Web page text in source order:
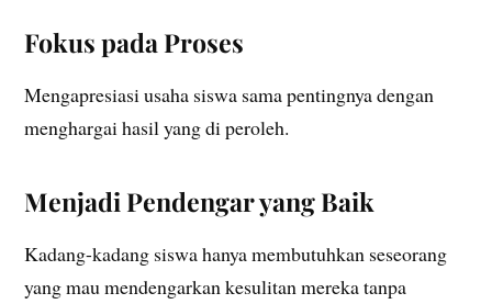
Fokus pada Proses
Mengapresiasi usaha siswa sama pentingnya dengan
menghargai hasil yang di peroleh.
Menjadi Pendengar yang Baik
Kadang-kadang siswa hanya membutuhkan seseorang
yang mau mendengarkan kesulitan mereka tanpa